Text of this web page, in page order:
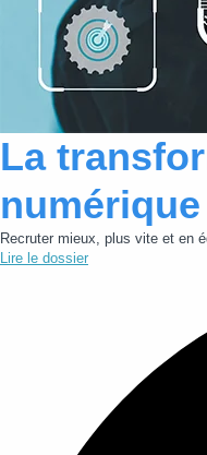
La
numérique
Recruter mieux, plus vite et en
Lire le dossier